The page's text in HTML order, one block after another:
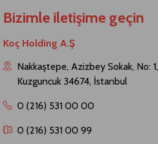
Bizimle iletişime geçin
Koç Holding A.Ş
Nakkaştepe, Azizbey Sokak, No: 1,
Kuzguncuk 34674, İstanbul
0 (216) 531 00 00
0 (216) 531 00 99